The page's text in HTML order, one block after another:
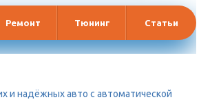
Ремонт Тюнинг Статьи
и надёжных авто с автоматической